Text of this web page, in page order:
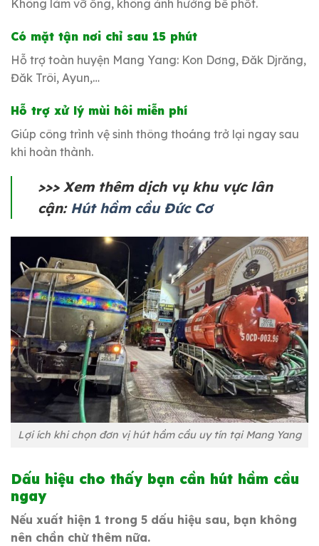
Không làm vỡ ống, không ảnh hưởng bể phốt.
Có mặt tận nơi chỉ sau 15 phút
Hỗ trợ toàn huyện Mang Yang: Kon Dơng, Đăk Djrăng,
Đăk Trôi, Ayun,…
Hỗ trợ xử lý mùi hôi miễn phí
Giúp công trình vệ sinh thông thoáng trở lại ngay sau
khi hoàn thành.
>>> Xem thêm dịch vụ khu vực lân
cận: Hút hầm cầu Đức Cơ
Lợi ích khi chọn đơn vị hút hầm cầu uy tín tại Mang Yang
Dấu hiệu cho thấy bạn cần hút hầm cầu
ngay
Nếu xuất hiện 1 trong 5 dấu hiệu sau, bạn không
nên chần chừ thêm nữa.